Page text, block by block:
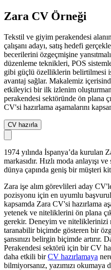
Zara CV Örneği
Tekstil ve giyim perakendesi
çalışanı adayı, satış hedefi
becerilerini özgeçmişine
düzenleme teknikleri, POS
gibi güçlü özelliklerin belirtilmesi
avantaj sağlar. Makalemiz
etkileyici bir ilk izlenim
perakendesi sektöründe ön plana
CV'si hazırlama aşamalarını
CV hazırla
1974 yılında İspanya’da kurulan
markasıdır. Hızlı moda anlayışı
dünya çapında geniş bir müşteri
Zara işe alım görevlileri aday
pozisyonu için en uyumlu
kapsamda Zara CV'si hazırlama
yetenek ve niteliklerini ön plana
gerekir. Deneyim ve
taranabilir biçimde gösteren bir
şansınızı belirgin biçimde artırır.
Perakendesi sektörü için bir CV
daha etkili birCV hazırlamaya
bilmiyorsanız, yazımızı okumaya